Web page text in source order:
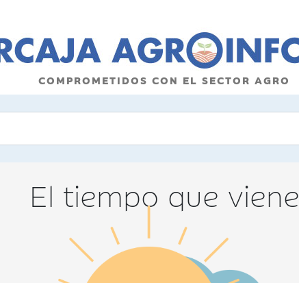
COMPROMETIDOS CON EL SECTOR AGRO
El tiempo que viene